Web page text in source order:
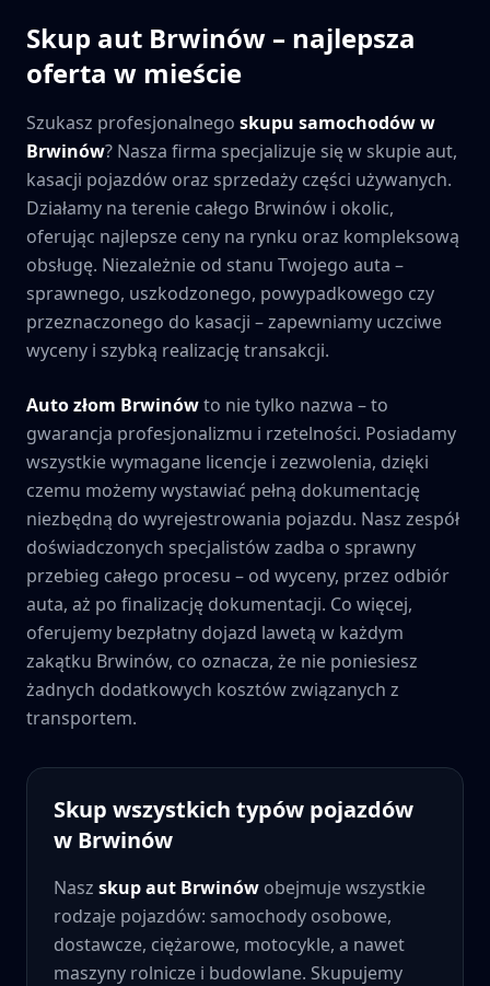
Skup aut Brwinów – najlepsza
oferta w mieście
Szukasz profesjonalnego skupu samochodów w
Brwinów? Nasza firma specjalizuje się w skupie aut,
kasacji pojazdów oraz sprzedaży części używanych.
Działamy na terenie całego Brwinów i okolic,
oferując najlepsze ceny na rynku oraz kompleksową
obsługę. Niezależnie od stanu Twojego auta –
sprawnego, uszkodzonego, powypadkowego czy
przeznaczonego do kasacji – zapewniamy uczciwe
wyceny i szybką realizację transakcji.
Auto złom Brwinówto nie tylko nazwa – to
gwarancja profesjonalizmu i rzetelności. Posiadamy
wszystkie wymagane licencje i zezwolenia, dzięki
czemu możemy wystawiać pełną dokumentację
niezbędną do wyrejestrowania pojazdu. Nasz zespół
doświadczonych specjalistów zadba o sprawny
przebieg całego procesu – od wyceny, przez odbiór
auta, aż po finalizację dokumentacji. Co więcej,
oferujemy bezpłatny dojazd lawetą w każdym
zakątku Brwinów, co oznacza, że nie poniesiesz
żadnych dodatkowych kosztów związanych z
transportem.
Skup wszystkich typów pojazdów
w Brwinów
Nasz skup aut Brwinów obejmuje wszystkie
rodzaje pojazdów: samochody osobowe,
dostawcze, ciężarowe, motocykle, a nawet
maszyny rolnicze i budowlane. Skupujemy